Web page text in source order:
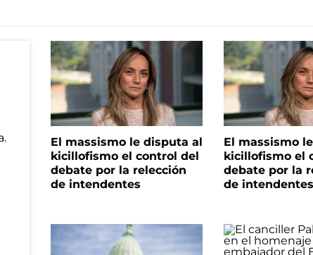
El massismo le disputa al
kicillofismo el control del
debate por la relección
de intendentes
El massismo
kicillofismo el
debate por la
de intendentes